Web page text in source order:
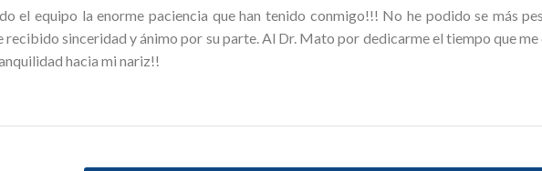
el equipo la enorme paciencia que han tenido conmigo!!! No he podido se más
recibido sinceridad y ánimo por su parte. Al Dr. Mato por dedicarme el tiempo que
hacia mi nariz!!